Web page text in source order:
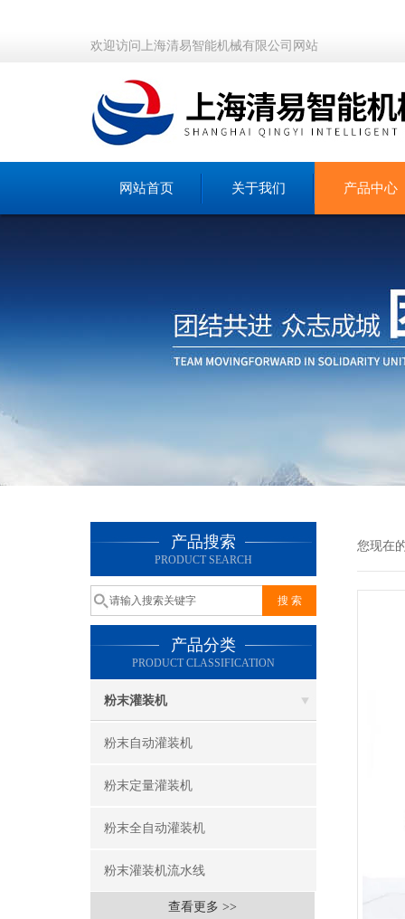
欢迎访问上海清易智能机械有限公司网站
网站首页 关于我们 产品中心
产品搜索
PRODUCT SEARCH
产品分类
PRODUCT CLASSIFICATION
粉末灌装机
粉末自动灌装机
粉末定量灌装机
粉末全自动灌装机
粉末灌装机流水线
查看更多 >>
您现在